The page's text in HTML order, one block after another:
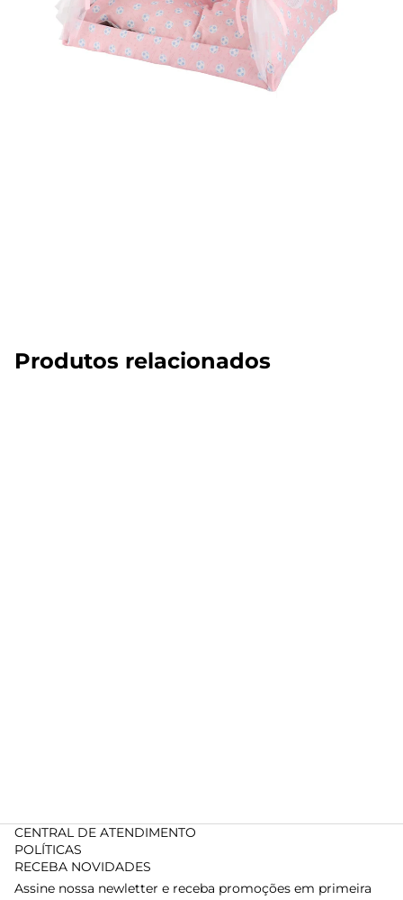
Produtos relacionados
CENTRAL DE ATENDIMENTO
POLÍTICAS
RECEBA NOVIDADES
Assine nossa newletter e receba promoções em primeira